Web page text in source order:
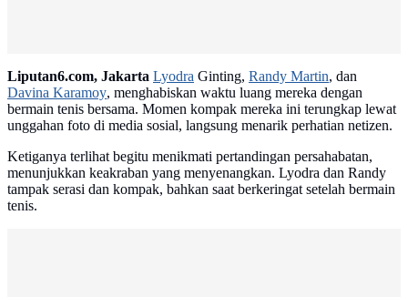
Liputan6.com, Jakarta Lyodra Ginting, Randy Martin, dan
Davina Karamoy, menghabiskan waktu luang mereka dengan
bermain tenis bersama. Momen kompak mereka ini terungkap lewat
unggahan foto di media sosial, langsung menarik perhatian netizen.
Ketiganya terlihat begitu menikmati pertandingan persahabatan,
menunjukkan keakraban yang menyenangkan. Lyodra dan Randy
tampak serasi dan kompak, bahkan saat berkeringat setelah bermain
tenis.